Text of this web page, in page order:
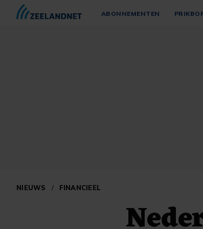
ABONNEMENTEN
NIEUWS / FINANCIEEL